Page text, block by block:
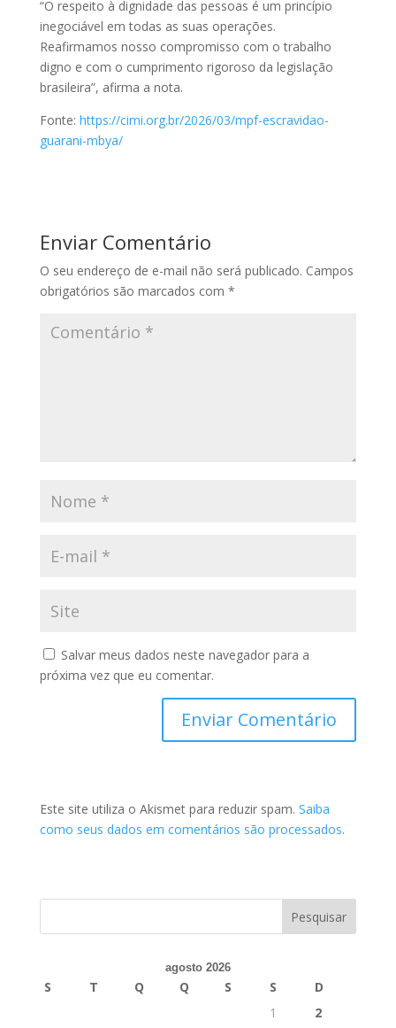
“O respeito à dignidade das pessoas é um princípio
inegociável em todas as suas operações.
Reafirmamos nosso compromisso com o trabalho
digno e com o cumprimento rigoroso da legislação
brasileira”, afirma a nota.
Fonte: https://cimi.org.br/2026/03/mpf-escravidao-
guarani-mbya/
Enviar Comentário
O seu endereço de e-mail não será publicado. Campos
obrigatórios são marcados com *
Salvar meus dados neste navegador para a
próxima vez que eu comentar.
Este site utiliza o Akismet para reduzir spam. Saiba
como seus dados em comentários são processados.
agosto 2026
S T Q Q S S
D
1
2